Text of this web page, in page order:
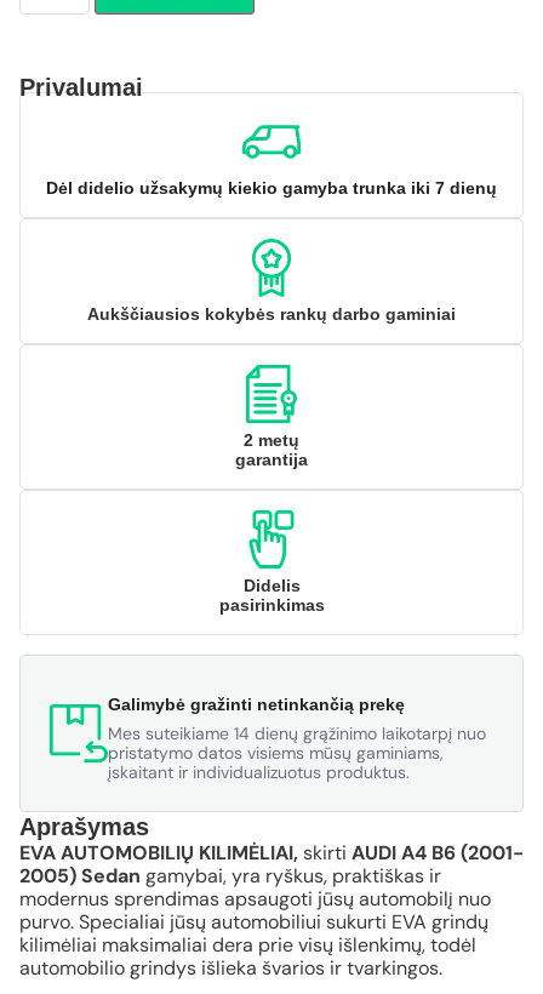
Privalumai
Dėl didelio užsakymų kiekio gamyba trunka iki 7 dienų
Aukščiausios kokybės rankų darbo gaminiai
2 metų
garantija
Didelis
pasirinkimas
Galimybė gražinti netinkančią prekę
Mes suteikiame 14 dienų grąžinimo laikotarpį nuo
pristatymo datos visiems mūsų gaminiams,
įskaitant ir individualizuotus produktus.
Aprašymas
EVA AUTOMOBILIŲ KILIMĖLIAI, skirti AUDI A4 B6 (2001-
2005) Sedan gamybai, yra ryškus, praktiškas ir
modernus sprendimas apsaugoti jūsų automobilį nuo
purvo. Specialiai jūsų automobiliui sukurti EVA grindų
kilimėliai maksimaliai dera prie visų išlenkimų, todėl
automobilio grindys išlieka švarios ir tvarkingos.